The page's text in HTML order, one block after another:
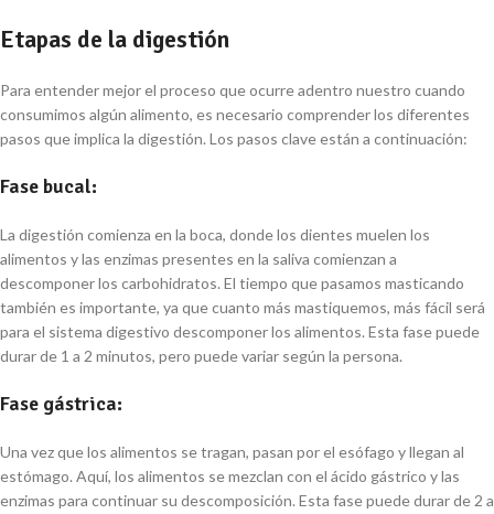
Etapas de la digestión
Para entender mejor el proceso que ocurre adentro nuestro cuando
consumimos algún alimento, es necesario comprender los diferentes
pasos que implica la digestión. Los pasos clave están a continuación:
Fase bucal:
La digestión comienza en la boca, donde los dientes muelen los
alimentos y las enzimas presentes en la saliva comienzan a
descomponer los carbohidratos. El tiempo que pasamos masticando
también es importante, ya que cuanto más mastiquemos, más fácil será
para el sistema digestivo descomponer los alimentos. Esta fase puede
durar de 1 a 2 minutos, pero puede variar según la persona.
Fase gástrica:
Una vez que los alimentos se tragan, pasan por el esófago y llegan al
estómago. Aquí, los alimentos se mezclan con el ácido gástrico y las
enzimas para continuar su descomposición. Esta fase puede durar de 2 a